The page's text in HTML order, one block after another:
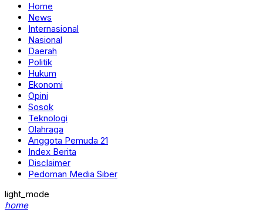
Home
News
Internasional
Nasional
Daerah
Politik
Hukum
Ekonomi
Opini
Sosok
Teknologi
Olahraga
Anggota Pemuda 21
Index Berita
Disclaimer
Pedoman Media Siber
light_mode
home